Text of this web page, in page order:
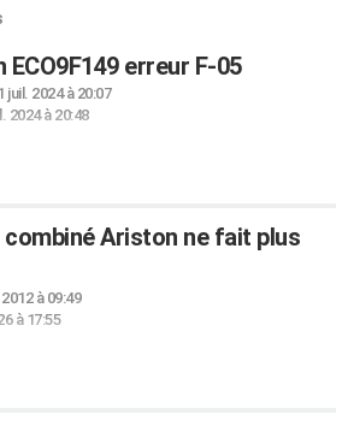
erreur F-05
juil. 2024 à 20:07
2024 à 20:48
Ariston ne fait plus
à 09:49
à 17:55